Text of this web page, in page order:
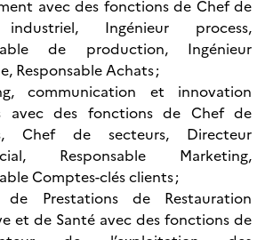
avec des fonctions de Chef de
Ingénieur process,
de production, Ingénieur
Responsable Achats ;
communication et innovation
avec des fonctions de Chef de
Chef de secteurs, Directeur
Responsable Marketing,
Comptes-clés clients ;
de Prestations de Restauration
et de Santé avec des fonctions de